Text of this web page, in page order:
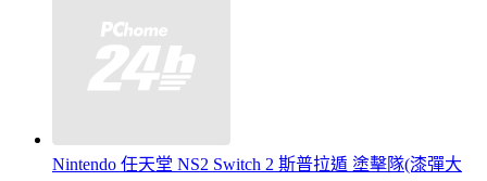
Nintendo 任天堂 NS2 Switch 2 斯普拉遁 塗擊隊(漆彈大